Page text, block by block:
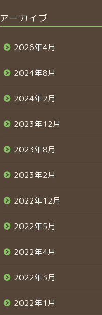
アーカイブ
2026年4月
2024年8月
2024年2月
2023年12月
2023年8月
2023年2月
2022年12月
2022年5月
2022年4月
2022年3月
2022年1月